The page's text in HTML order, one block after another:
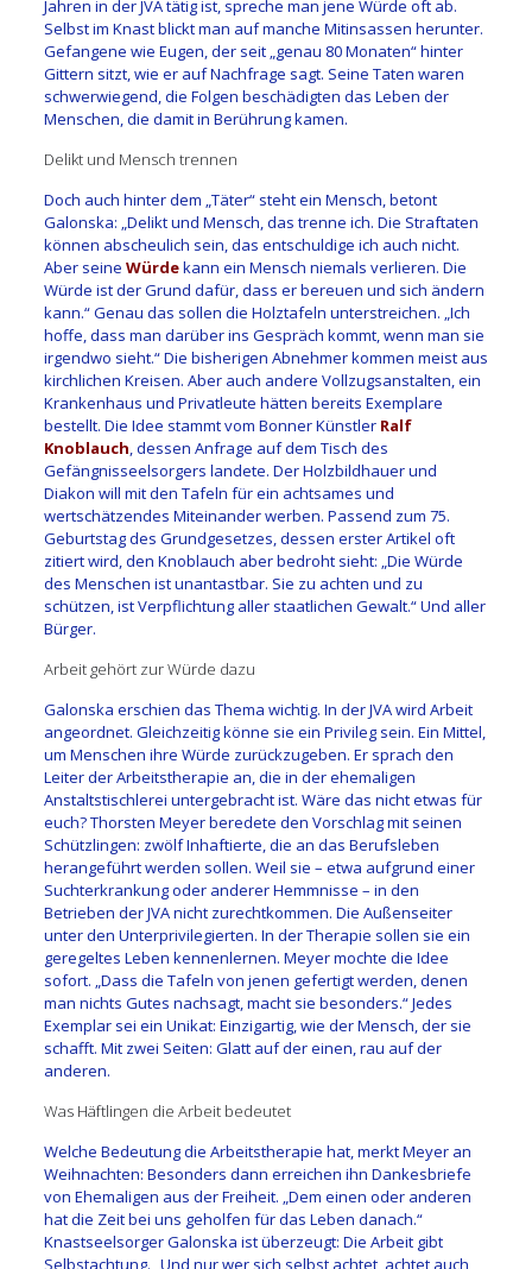
Jahren in der JVA tätig ist, spreche man jene Würde oft ab.
Selbst im Knast blickt man auf manche Mitinsassen herunter.
Gefangene wie Eugen, der seit „genau 80 Monaten“ hinter
Gittern sitzt, wie er auf Nachfrage sagt. Seine Taten waren
schwerwiegend, die Folgen beschädigten das Leben der
Menschen, die damit in Berührung kamen.
Delikt und Mensch trennen
Doch auch hinter dem „Täter“ steht ein Mensch, betont
Galonska: „Delikt und Mensch, das trenne ich. Die Straftaten
können abscheulich sein, das entschuldige ich auch nicht.
Aber seine Würdekann ein Mensch niemals verlieren. Die
Würde ist der Grund dafür, dass er bereuen und sich ändern
kann.“ Genau das sollen die Holztafeln unterstreichen. „Ich
hoffe, dass man darüber ins Gespräch kommt, wenn man sie
irgendwo sieht.“ Die bisherigen Abnehmer kommen meist aus
kirchlichen Kreisen. Aber auch andere Vollzugsanstalten, ein
Krankenhaus und Privatleute hätten bereits Exemplare
bestellt. Die Idee stammt vom Bonner Künstler Ralf
Knoblauch, dessen Anfrage auf dem Tisch des
Gefängnisseelsorgers landete. Der Holzbildhauer und
Diakon will mit den Tafeln für ein achtsames und
wertschätzendes Miteinander werben. Passend zum 75.
Geburtstag des Grundgesetzes, dessen erster Artikel oft
zitiert wird, den Knoblauch aber bedroht sieht: „Die Würde
des Menschen ist unantastbar. Sie zu achten und zu
schützen, ist Verpflichtung aller staatlichen Gewalt.“ Und aller
Bürger.
Arbeit gehört zur Würde dazu
Galonska erschien das Thema wichtig. In der JVA wird Arbeit
angeordnet. Gleichzeitig könne sie ein Privileg sein. Ein Mittel,
um Menschen ihre Würde zurückzugeben. Er sprach den
Leiter der Arbeitstherapie an, die in der ehemaligen
Anstaltstischlerei untergebracht ist. Wäre das nicht etwas für
euch? Thorsten Meyer beredete den Vorschlag mit seinen
Schützlingen: zwölf Inhaftierte, die an das Berufsleben
herangeführt werden sollen. Weil sie – etwa aufgrund einer
Suchterkrankung oder anderer Hemmnisse – in den
Betrieben der JVA nicht zurechtkommen. Die Außenseiter
unter den Unterprivilegierten. In der Therapie sollen sie ein
geregeltes Leben kennenlernen. Meyer mochte die Idee
sofort. „Dass die Tafeln von jenen gefertigt werden, denen
man nichts Gutes nachsagt, macht sie besonders.“ Jedes
Exemplar sei ein Unikat: Einzigartig, wie der Mensch, der sie
schafft. Mit zwei Seiten: Glatt auf der einen, rau auf der
anderen.
Was Häftlingen die Arbeit bedeutet
Welche Bedeutung die Arbeitstherapie hat, merkt Meyer an
Weihnachten: Besonders dann erreichen ihn Dankesbriefe
von Ehemaligen aus der Freiheit. „Dem einen oder anderen
hat die Zeit bei uns geholfen für das Leben danach.“
Knastseelsorger Galonska ist überzeugt: Die Arbeit gibt
Selbstachtung. „Und nur wer sich selbst achtet, achtet auch